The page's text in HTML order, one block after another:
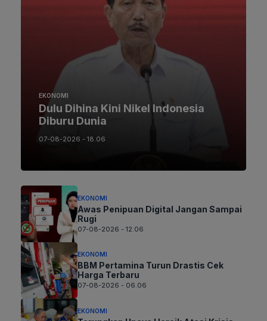
EKONOMI
Dulu Dihina Kini Nikel Indonesia
Diburu Dunia
07-08-2026 - 18.06
EKONOMI
Awas Penipuan Digital Jangan Sampai
Rugi
07-08-2026 - 12.06
EKONOMI
BBM Pertamina Turun Drastis Cek
Harga Terbaru
07-08-2026 - 06.06
EKONOMI